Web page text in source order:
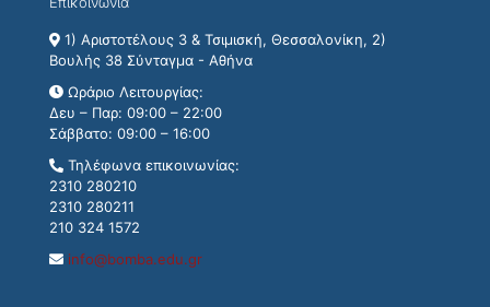
1) Αριστοτέλους 3 & Τσιμισκή, Θεσσαλονίκη, 2)
Βουλής 38 Σύνταγμα - Αθήνα
Ωράριο Λειτουργίας:
Δευ – Παρ: 09:00 – 22:00
Σάββατο: 09:00 – 16:00
Τηλέφωνα επικοινωνίας:
2310 280210
2310 280211
210 324 1572
info@bomba.edu.gr